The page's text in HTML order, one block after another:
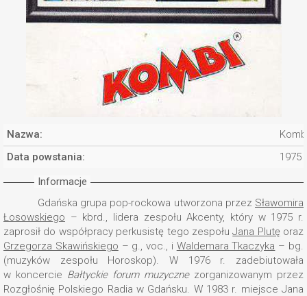
Nazwa:
Data powstania:
1975
Informacje
Gdańska grupa pop-rockowa utworzona przez Sławomira
Łosowskiego – kbrd., lidera zespołu Akcenty, który w 1975 r.
zaprosił do współpracy perkusistę tego zespołuJana Plutęoraz
Grzegorza Skawińskiego – g., voc., i Waldemara Tkaczyka – bg.
(muzyków zespołu Horoskop). W 1976 r. zadebiutowała
w koncercie Bałtyckie forum muzycznezorganizowanym przez
Rozgłośnię Polskiego Radia w Gdańsku. W 1983 r. miejsce Jana